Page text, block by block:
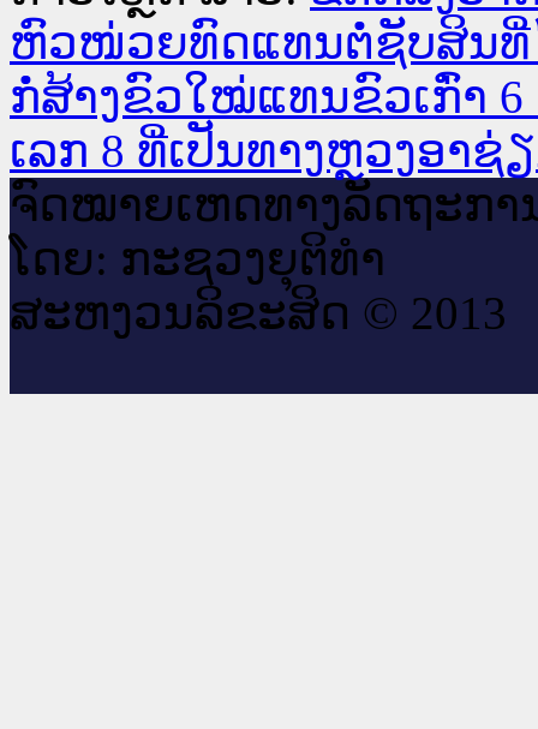
ຫົວໜ່ວຍທົດແທນຕໍ່ຊັບສິນທີ່
ກໍ່ສ້າງຂົວໃໝ່ແທນຂົວເກົ່າ
ເລກ 8 ທີ່ເປັນທາງຫຼວງອາຊ່
ຈົດ​ໝາຍ​ເຫດ​ທາງ​ລັດ​ຖະ​ກາ
ໂດຍ: ກະ​ຊວງຍຸ​ຕິ​ທຳ
ສະ​ຫງວນ​ລິ​ຂະ​ສິດ © 2013